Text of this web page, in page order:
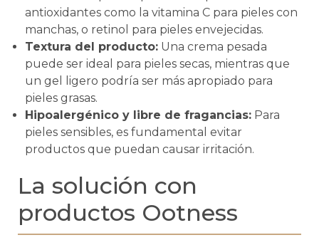
antioxidantes como la vitamina C para pieles con
manchas, o retinol para pieles envejecidas.
Textura del producto: Una crema pesada
puede ser ideal para pieles secas, mientras que
un gel ligero podría ser más apropiado para
pieles grasas.
Hipoalergénico y libre de fragancias: Para
pieles sensibles, es fundamental evitar
productos que puedan causar irritación.
La solución con
productos Ootness